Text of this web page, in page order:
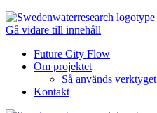
Gå vidare till innehåll
Future City Flow
Om projektet
Så används verktyget
Kontakt